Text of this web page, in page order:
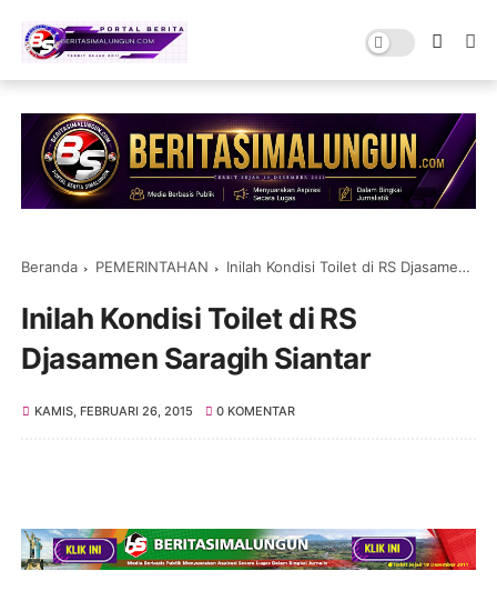
Beranda PEMERINTAHAN Inilah Kondisi Toilet di RS Djasamen Saragih Siantar
Inilah Kondisi Toilet di RS
Djasamen Saragih Siantar
KAMIS, FEBRUARI 26, 2015 0 KOMENTAR